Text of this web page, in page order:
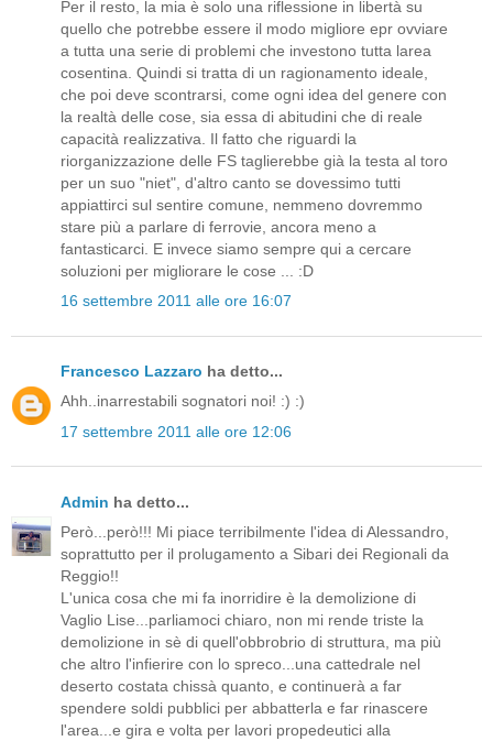
Per il resto, la mia è solo una riflessione in libertà su
quello che potrebbe essere il modo migliore epr ovviare
a tutta una serie di problemi che investono tutta larea
cosentina. Quindi si tratta di un ragionamento ideale,
che poi deve scontrarsi, come ogni idea del genere con
la realtà delle cose, sia essa di abitudini che di reale
capacità realizzativa. Il fatto che riguardi la
riorganizzazione delle FS taglierebbe già la testa al toro
per un suo "niet", d'altro canto se dovessimo tutti
appiattirci sul sentire comune, nemmeno dovremmo
stare più a parlare di ferrovie, ancora meno a
fantasticarci. E invece siamo sempre qui a cercare
soluzioni per migliorare le cose ... :D
16 settembre 2011 alle ore 16:07
Francesco Lazzaro ha detto...
Ahh..inarrestabili sognatori noi! :) :)
17 settembre 2011 alle ore 12:06
Admin ha detto...
Però...però!!! Mi piace terribilmente l'idea di Alessandro,
soprattutto per il prolugamento a Sibari dei Regionali da
Reggio!!
L'unica cosa che mi fa inorridire è la demolizione di
Vaglio Lise...parliamoci chiaro, non mi rende triste la
demolizione in sè di quell'obbrobrio di struttura, ma più
che altro l'infierire con lo spreco...una cattedrale nel
deserto costata chissà quanto, e continuerà a far
spendere soldi pubblici per abbatterla e far rinascere
l'area...e gira e volta per lavori propedeutici alla